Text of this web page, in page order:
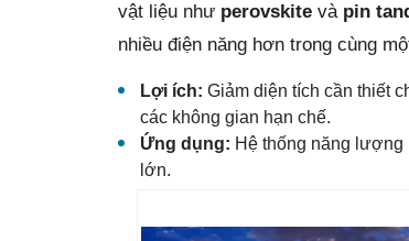
vật liệu như perovskite và pin
nhiều điện năng hơn trong cùng
Lợi ích: Giảm diện tích cần thiết
các không gian hạn chế.
Ứng dụng: Hệ thống năng
lớn.